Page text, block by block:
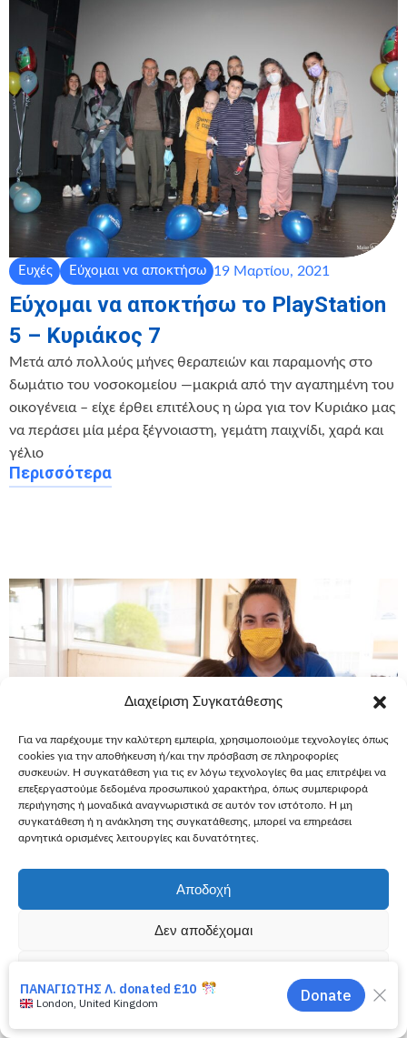
Διαχείριση Συγκατάθεσης
Για να παρέχουμε την καλύτερη εμπειρία, χρησιμοποιούμε τεχνολογίες όπως
cookies για την αποθήκευση ή/και την πρόσβαση σε πληροφορίες
συσκευών. Η συγκατάθεση για τις εν λόγω τεχνολογίες θα μας επιτρέψει να
επεξεργαστούμε δεδομένα προσωπικού χαρακτήρα, όπως συμπεριφορά
περιήγησης ή μοναδικά αναγνωριστικά σε αυτόν τον ιστότοπο. Η μη
συγκατάθεση ή η ανάκληση της συγκατάθεσης, μπορεί να επηρεάσει
αρνητικά ορισμένες λειτουργίες και δυνατότητες.
Αποδοχή
Δεν αποδέχομαι
Πολιτική Cookies Πολιτική Απορρήτου
Ευχές Εύχομαι να αποκτήσω 19 Μαρτίου, 2021
Εύχομαι να αποκτήσω το PlayStation
5 – Κυριάκος 7
Μετά από πολλούς μήνες θεραπειών και παραμονής στο
δωμάτιο του νοσοκομείου —μακριά από την αγαπημένη του
οικογένεια – είχε έρθει επιτέλους η ώρα για τον Κυριάκο μας
να περάσει μία μέρα ξέγνοιαστη, γεμάτη παιχνίδι, χαρά και
γέλιο
Περισσότερα
Εύχομαι να αποκτήσω ένα σκυλάκι –
Ζωή, 8, σάρκωμα Ewing
Η Ζωή είχε αποφασίσει ότι πρώτα θα αντικρίσει το νέο της
φίλο και έπειτα θα αποφασίσει το όνομά του. Έτσι και έγινε
Περισσότερα